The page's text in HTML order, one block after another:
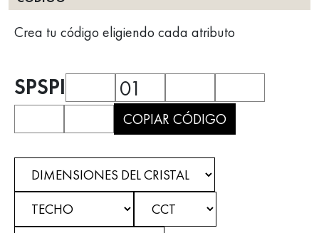
Crea tu código eligiendo cada atributo
SPSPI 01
COPIAR CÓDIGO